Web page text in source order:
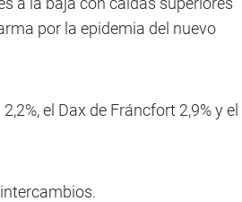
por la epidemia del nuevo
el Dax de Fráncfort 2,9% y el